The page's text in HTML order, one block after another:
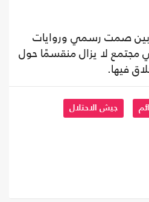
بين صمت رسمي وروايات
مجتمع لا يزال منقسمًا حول
فيها.
جيش الاحتلال